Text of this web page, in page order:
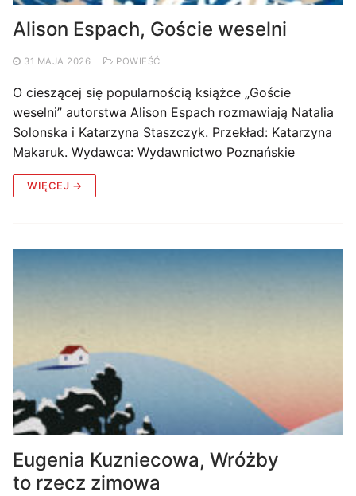
Alison Espach, Goście weselni
31 MAJA 2026 POWIEŚĆ
O cieszącej się popularnością książce „Goście
weselni” autorstwa Alison Espach rozmawiają Natalia
Solonska i Katarzyna Staszczyk. Przekład: Katarzyna
Makaruk. Wydawca: Wydawnictwo Poznańskie
WIĘCEJ →
Eugenia Kuzniecowa, Wróżby
to rzecz zimowa